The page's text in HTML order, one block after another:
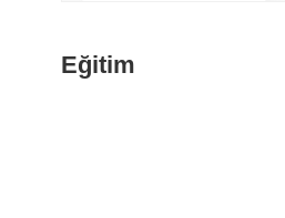
Eğitim